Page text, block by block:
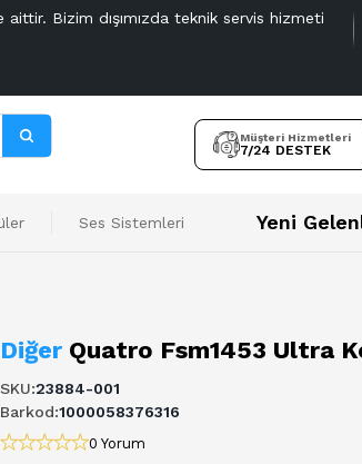
aittir. Bizim dışımızda teknik servis hizmeti
Müşteri Hizmetleri
7/24 DESTEK
Ses Sistemleri Yeni
Diğer Quatro Fsm1453 Ultra
SKU:23884-001
Barkod:1000058376316
0 Yorum